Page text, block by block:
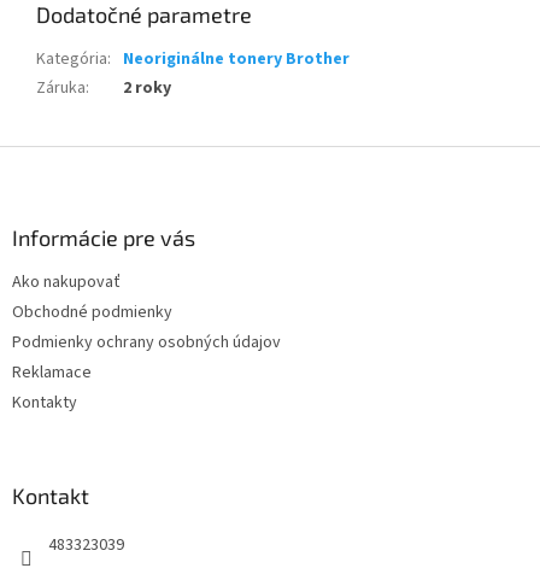
Dodatočné parametre
Kategória: Neoriginálne tonery Brother
Záruka: 2 roky
Informácie pre vás
Ako nakupovať
Obchodné podmienky
Podmienky ochrany osobných údajov
Reklamace
Kontakty
Kontakt
483323039